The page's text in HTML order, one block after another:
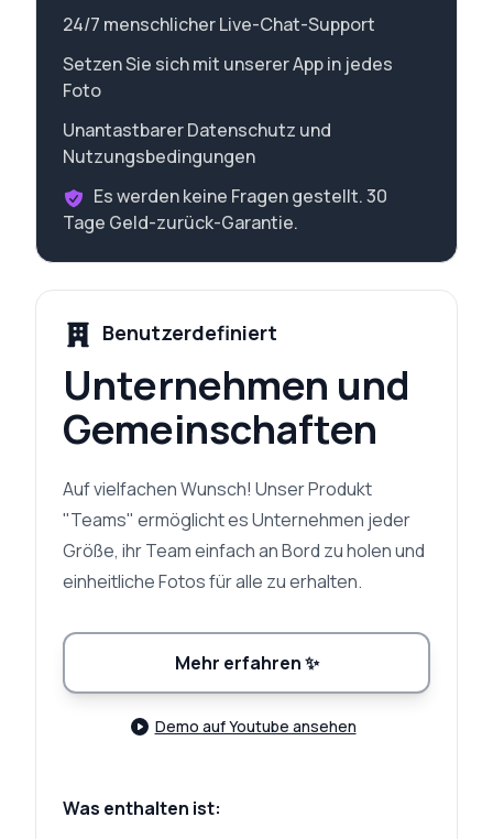
24/7 menschlicher Live-Chat-Support
Setzen Sie sich mit unserer App in jedes
Foto
Unantastbarer Datenschutz und
Nutzungsbedingungen
Es werden keine Fragen gestellt. 30
Tage Geld-zurück-Garantie.
Benutzerdefiniert
Unternehmen und
Gemeinschaften
Auf vielfachen Wunsch! Unser Produkt
"Teams" ermöglicht es Unternehmen jeder
Größe, ihr Team einfach an Bord zu holen und
einheitliche Fotos für alle zu erhalten.
Mehr erfahren✨
Demo auf Youtube ansehen
Was enthalten ist: